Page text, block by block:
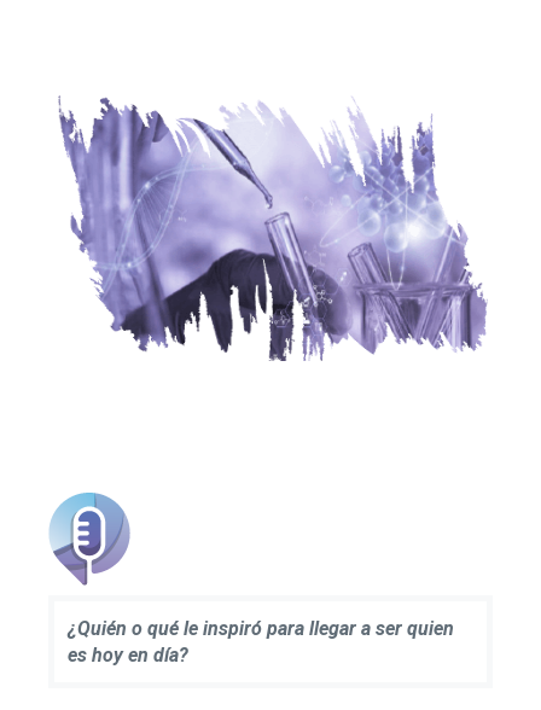
¿Quién o qué le inspiró para llegar a ser quien
es hoy en día?